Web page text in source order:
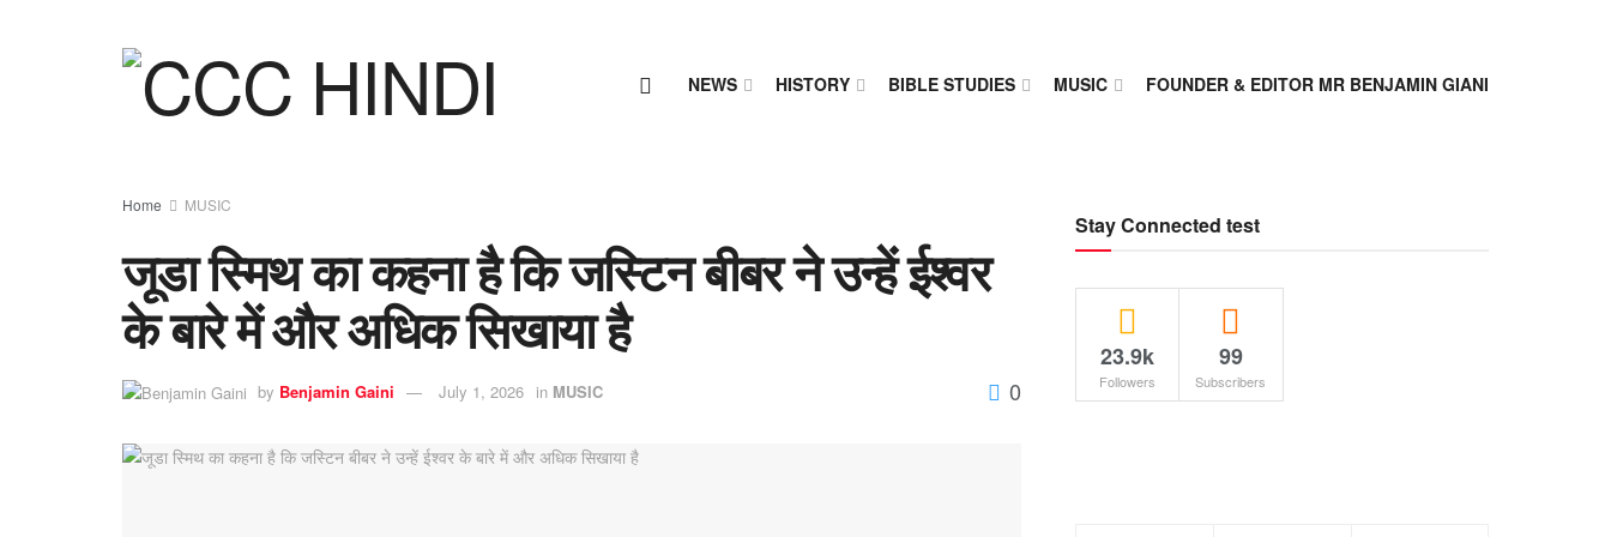
NEWS HISTORY BIBLE STUDIES MUSIC FOUNDER & EDITOR MR BENJAMIN GIANI
Home MUSIC
जूडा स्मिथ का कहना है कि जस्टिन बीबर ने उन्हें ईश्वर
के बारे में और अधिक सिखाया है
by Benjamin Gaini July 1, 2026 in MUSIC 0
Stay Connected test
23.9k
Followers
99
Subscribers